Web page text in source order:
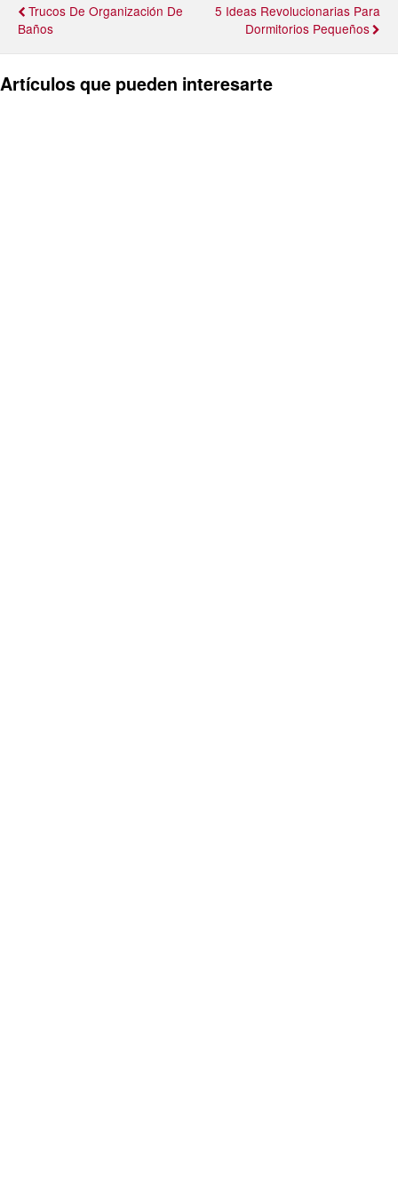
Trucos De Organización De
Baños
5 Ideas Revolucionarias Para
Dormitorios Pequeños
Artículos que pueden interesarte